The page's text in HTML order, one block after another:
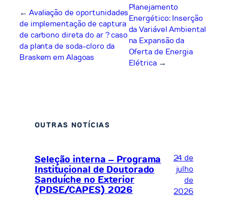
← Avaliação de oportunidades
de implementação de captura
de carbono direta do ar ? caso
da planta de soda-cloro da
Braskem em Alagoas
Planejamento
Energético: Inserção
da Variável Ambiental
na Expansão da
Oferta de Energia
Elétrica →
OUTRAS NOTÍCIAS
Seleção interna – Programa
Institucional de Doutorado
Sanduíche no Exterior
(PDSE/CAPES) 2026
24 de
julho
de
2026